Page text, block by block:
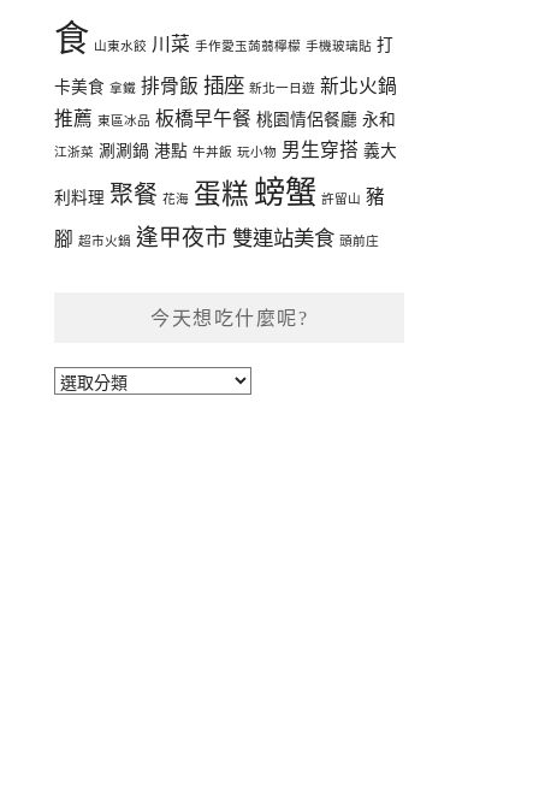
食 山東水餃 川菜 手作愛玉蒟蒻檸檬 手機玻璃貼 打
卡美食 拿鐵 排骨飯 插座 新北一日遊 新北火鍋
推薦 東區冰品 板橋早午餐 桃園情侶餐廳 永和
江浙菜 涮涮鍋 港點 牛丼飯 玩小物 男生穿搭 義大
利料理 聚餐 花海 蛋糕 螃蟹 許留山 豬
腳 超市火鍋 逢甲夜市 雙連站美食 頭前庄
今天想吃什麼呢?
今